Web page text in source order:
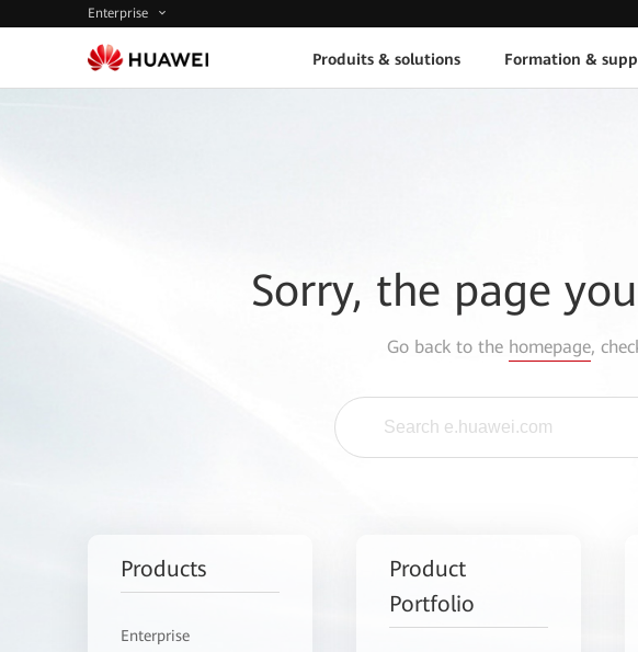
Enterprise
Produits & solutions Formation &
Sorry, the page
Go back to the homepage,
Products
Enterprise
Product
Portfolio